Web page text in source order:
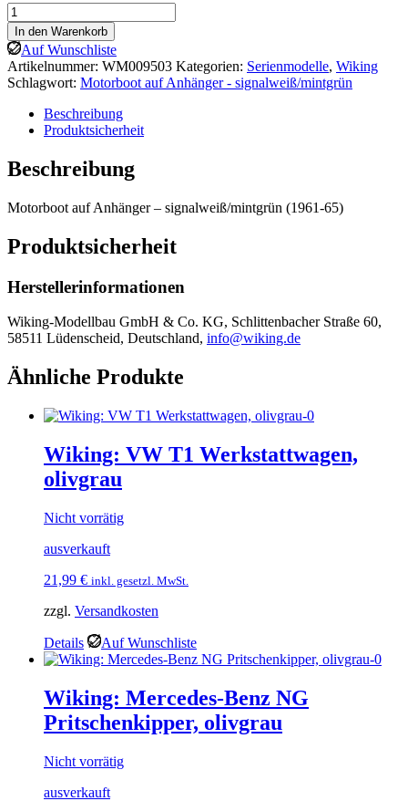
Wiking:
Motorboot
auf
Anhänger
-
signalweiß/mintgrün
Menge
In den Warenkorb
Auf Wunschliste
Artikelnummer: WM009503 Kategorien: Serienmodelle, Wiking
Schlagwort: Motorboot auf Anhänger - signalweiß/mintgrün
Beschreibung
Produktsicherheit
Beschreibung
Motorboot auf Anhänger – signalweiß/mintgrün (1961-65)
Produktsicherheit
Herstellerinformationen
Wiking-Modellbau GmbH & Co. KG, Schlittenbacher Straße 60,
58511 Lüdenscheid, Deutschland, info@wiking.de
Ähnliche Produkte
Wiking: VW T1 Werkstattwagen,
olivgrau
Nicht vorrätig
ausverkauft
21,99 € inkl. gesetzl. MwSt.
zzgl. Versandkosten
Details Auf Wunschliste
Wiking: Mercedes-Benz NG
Pritschenkipper, olivgrau
Nicht vorrätig
ausverkauft